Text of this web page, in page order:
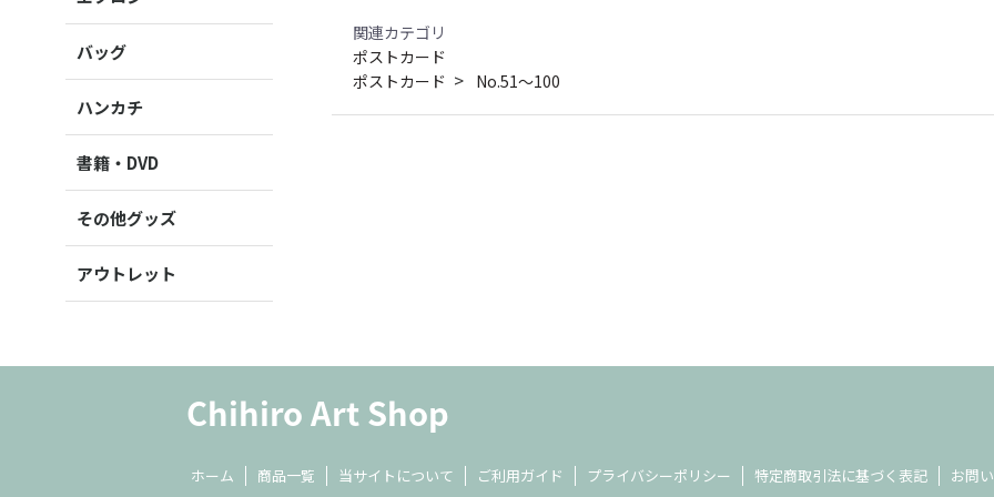
バッグ
ハンカチ
書籍・DVD
その他グッズ
アウトレット
関連カテゴリ
ポストカード
ポストカード
No.51～100
ホーム 商品一覧 当サイトについて ご利用ガイド プライバシーポリシー 特定商取引法に基づく表記 お問